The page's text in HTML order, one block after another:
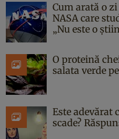
Cum arată o
NASA care
„Nu este o
O proteină
salata verde
Este adevărat
scade?